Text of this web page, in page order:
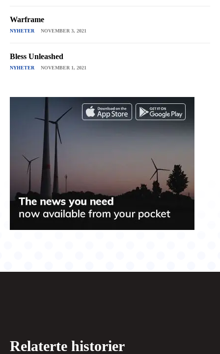
Warframe
NYHETER NOVEMBER 3, 2021
Bless Unleashed
NYHETER NOVEMBER 1, 2021
Relaterte historier